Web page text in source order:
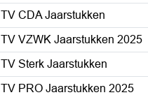
TV CDA Jaarstukken
TV VZWK Jaarstukken 2025
TV Sterk Jaarstukken
TV PRO Jaarstukken 2025